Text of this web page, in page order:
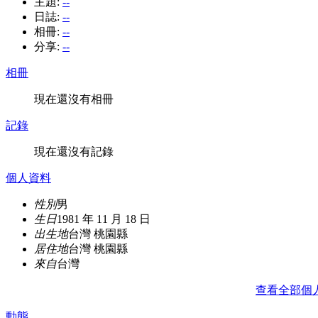
日誌: --
相冊: --
分享: --
相冊
現在還沒有相冊
記錄
現在還沒有記錄
個人資料
性別男
生日1981 年 11 月 18 日
出生地台灣 桃園縣
居住地台灣 桃園縣
來自台灣
查看全部個